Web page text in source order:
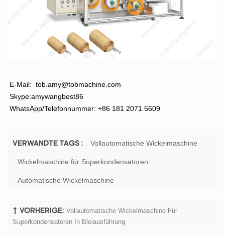
E-Mail: tob.amy@tobmachine.com
Skype:amywangbest86
WhatsApp/Telefonnummer: +86 181 2071 5609
VERWANDTE TAGS : Vollautomatische Wickelmaschine
Wickelmaschine für Superkondensatoren
Automatische Wickelmaschine
VORHERIGE: Vollautomatische Wickelmaschine Für
Superkondensatoren In Bleiausführung